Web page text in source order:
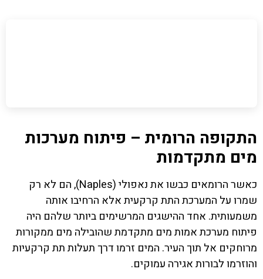
התקופה הרומית – פיתוח מערכות
מים מתקדמות
כאשר הרומאים כבשו את נאפולי (Naples), הם לא רק
שמרו על המערכת התת קרקעית אלא הרחיבו אותה
משמעותית. אחד ההישגים המרשימים ביותר שלהם היה
פיתוח מערכת אמות מים מתקדמת שהובילה מים ממקורות
מרוחקים אל תוך העיר. המים זרמו דרך תעלות תת קרקעיות
והוזרמו לבורות אגירה עמוקים.